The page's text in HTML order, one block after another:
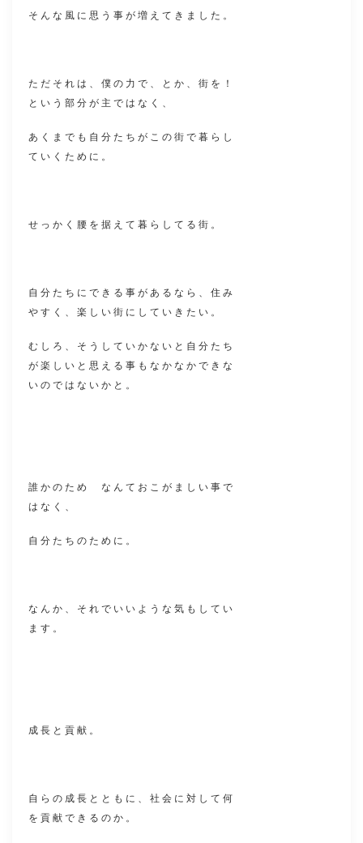
そんな風に思う事が増えてきました。
ただそれは、僕の力で、とか、街を！
という部分が主ではなく、
あくまでも自分たちがこの街で暮らし
ていくために。
せっかく腰を据えて暮らしてる街。
自分たちにできる事があるなら、住み
やすく、楽しい街にしていきたい。
むしろ、そうしていかないと自分たち
が楽しいと思える事もなかなかできな
いのではないかと。
誰かのため なんておこがましい事で
はなく、
自分たちのために。
なんか、それでいいような気もしてい
ます。
成長と貢献。
自らの成長とともに、社会に対して何
を貢献できるのか。